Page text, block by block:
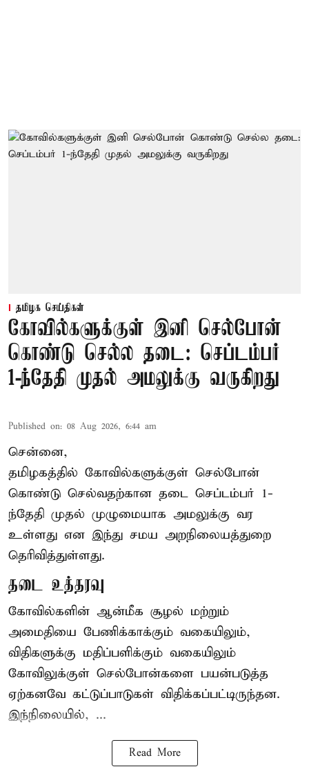
தமிழக செய்திகள்
கோவில்களுக்குள் இனி செல்போன்
கொண்டு செல்ல தடை: செப்டம்பர்
1-ந்தேதி முதல் அமலுக்கு வருகிறது
Published on: 08 Aug 2026, 6:44 am
சென்னை,
தமிழகத்தில் கோவில்களுக்குள் செல்போன்
கொண்டு செல்வதற்கான தடை செப்டம்பர் 1-
ந்தேதி முதல் முழுமையாக அமலுக்கு வர
உள்ளது என இந்து சமய அறநிலையத்துறை
தெரிவித்துள்ளது.
தடை உத்தரவு
கோவில்களின் ஆன்மீக சூழல் மற்றும்
அமைதியை பேணிக்காக்கும் வகையிலும்,
விதிகளுக்கு மதிப்பளிக்கும் வகையிலும்
கோவிலுக்குள் செல்போன்களை பயன்படுத்த
ஏற்கனவே கட்டுப்பாடுகள் விதிக்கப்பட்டிருந்தன.
இந்நிலையில், ...
Read More